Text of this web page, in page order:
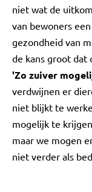
niet wat de
van bewoners
gezondheid van
de kans groot dat
'Zo zuiver
verdwijnen er
niet blijkt te
mogelijk te
maar we mogen
niet verder als